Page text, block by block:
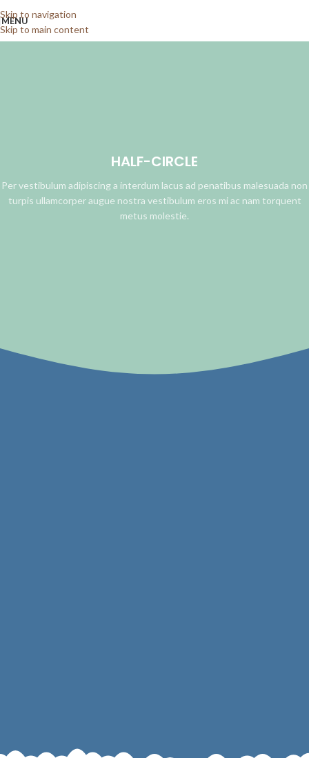
Skip to navigation
Skip to main content
MENU
HALF-CIRCLE
Per vestibulum adipiscing a interdum lacus ad penatibus malesuada non
turpis ullamcorper augue nostra vestibulum eros mi ac nam torquent
metus molestie.